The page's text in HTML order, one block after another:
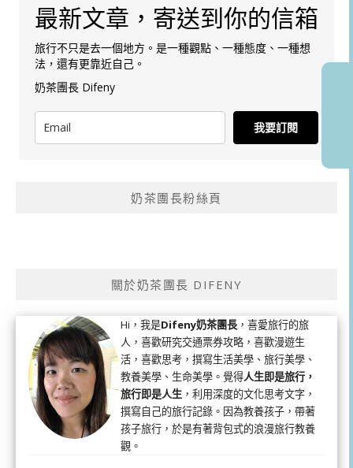
最新文章，寄送到你的信箱
旅行不只是去一個地方。是一種觀點、一種態度、一種想
法，還有更靠近自己。
奶茶團長 Difeny
我要訂閱
奶茶團長粉絲頁
關於奶茶團長 DIFENY
Hi，我是Difeny奶茶團長 ，喜愛旅行的旅
人，喜歡研究交通票券攻略，喜歡漫遊生
活，喜歡思考，撰寫生活美學、旅行美學、
教養美學、生命美學。覺得人生即是旅行，
旅行即是人生 ，利用深度的文化思考文字，
撰寫自己的旅行記錄。因為教養孩子，帶著
孩子旅行，於是有著背包式的浪漫旅行教養
觀。